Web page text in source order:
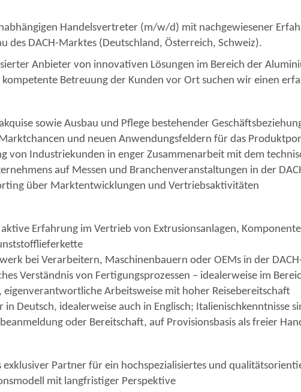
Handelsvertreter (m/w/d) mit nachgewiesener
des DACH-Marktes (Deutschland, Österreich, Schweiz).
Anbieter von innovativen Lösungen im Bereich der
kompetente Betreuung der Kunden vor Ort suchen wir einen
sowie Ausbau und Pflege bestehender
und neuen Anwendungsfeldern für das
von Industriekunden in enger Zusammenarbeit mit dem
auf Messen und Branchenveranstaltungen in der
über Marktentwicklungen und Vertriebsaktivitäten
Erfahrung im Vertrieb von Extrusionsanlagen,
bei Verarbeitern, Maschinenbauern oder OEMs in der
Verständnis von Fertigungsprozessen – idealerweise im
eigenverantwortliche Arbeitsweise mit hoher Reisebereitschaft
in Deutsch, idealerweise auch in Englisch; Italienischkenntnisse
oder Bereitschaft, auf Provisionsbasis als freier
exklusiver Partner für ein hochspezialisiertes und
mit langfristiger Perspektive